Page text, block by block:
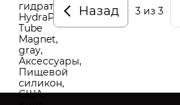
Назад 3из 3